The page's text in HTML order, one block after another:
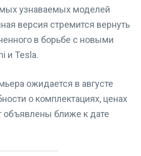
узнаваемых моделей
версия стремится вернуть
в борьбе с новыми
и Tesla.
ожидается в августе
о комплектациях, ценах
объявлены ближе к дате